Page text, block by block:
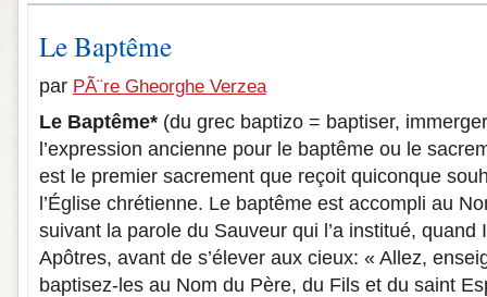
Le Baptême
par PÃ¨re Gheorghe Verzea
Le Baptême* (du grec baptizo = baptiser,
l’expression ancienne pour le baptême ou le
est le premier sacrement que reçoit quiconque
l’Église chrétienne. Le baptême est accompli au
suivant la parole du Sauveur qui l’a institué, quand
Apôtres, avant de s’élever aux cieux: « Allez,
baptisez-les au Nom du Père, du Fils et du saint